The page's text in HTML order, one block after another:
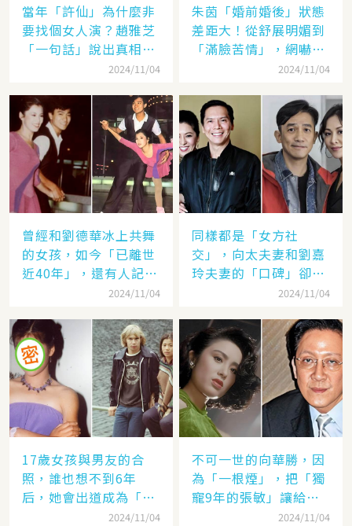
當年「許仙」為什麼非
要找個女人演？趙雅芝
「一句話」說出真相，
網友：葉童太厲害2024/11/04
朱茵「婚前婚後」狀態
差距大！從舒展明媚到
「滿臉苦情」，網嚇：
到底經歷了什麼眼里都
2024/11/04
曾經和劉德華冰上共舞
的女孩，如今「已離世
近40年」，還有人記得
2024/11/04
同樣都是「女方社
交」，向太夫妻和劉嘉
玲夫妻的「口碑」卻差
太遠：聽她們對「另一
2024/11/04
17歲女孩與男友的合
照，誰也想不到6年
后，她會出道成為「香
港當紅女星」，至今都
2024/11/04
不可一世的向華勝，因
為「一根煙」，把「獨
寵9年的張敏」讓給了
2024/11/04